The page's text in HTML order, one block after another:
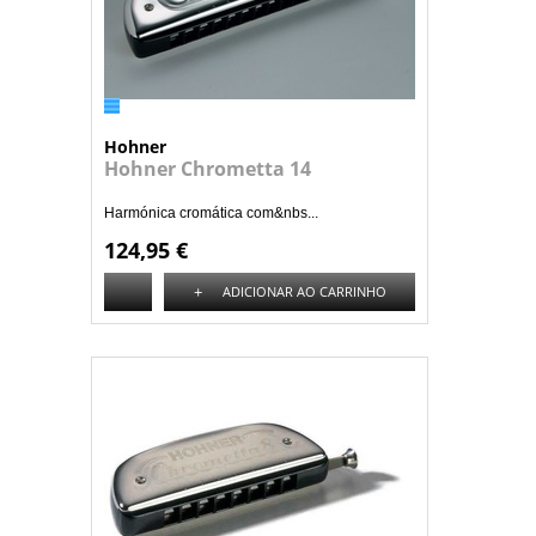
Hohner
Hohner Chrometta 14
Harmónica cromática com&nbs...
124,95 €
+ ADICIONAR AO CARRINHO